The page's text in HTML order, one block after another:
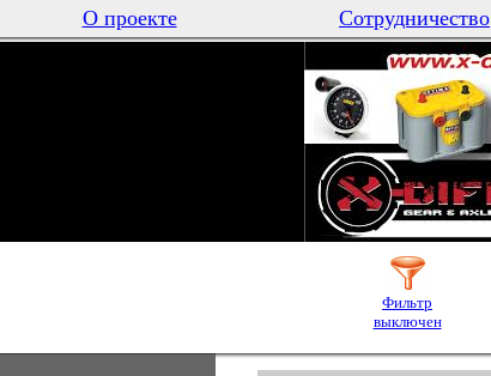
О проекте Сотрудничество
Фильтр
выключен